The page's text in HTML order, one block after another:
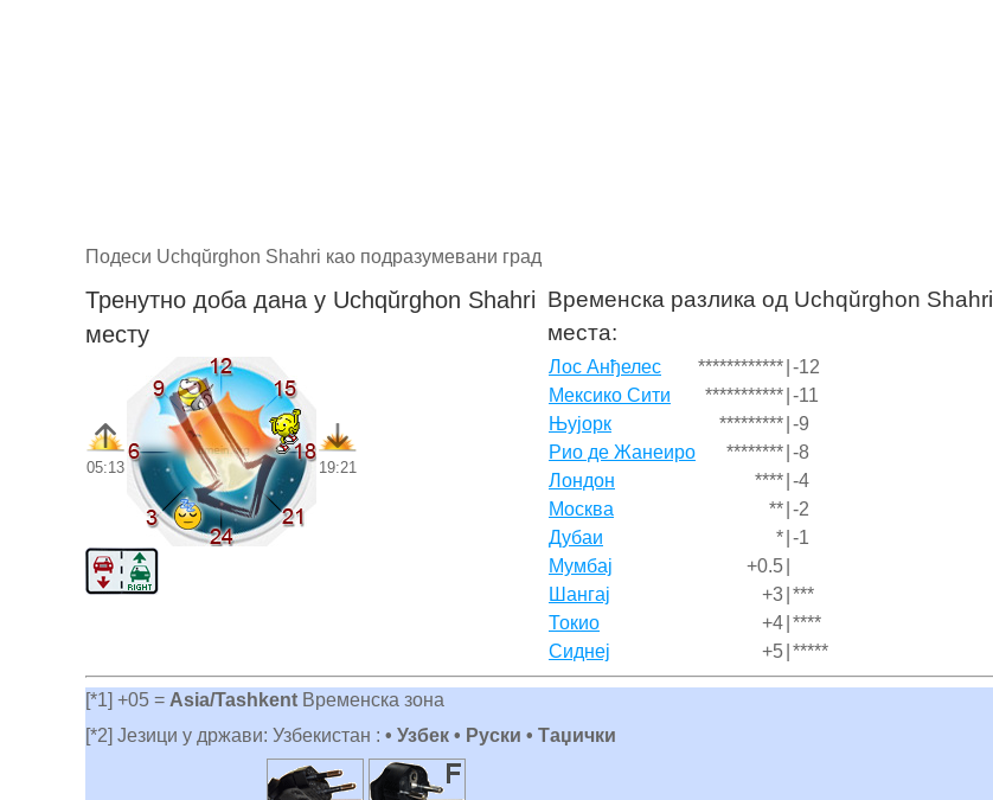
Подеси Uchqŭrghon Shahri као подразумевани град
Тренутно доба дана у Uchqŭrghon Shahri
месту
05:13 19:21
Временска разлика од Uchqŭrghon Shahri
места:
Лос Анђелес ************ -12
Мексико Сити
*********** -11
Њујорк
********* -9
Рио де Жанеиро
******** -8
Лондон
**** -4
Москва
** -2
Дубаи
* -1
Мумбај
+0.5
Шангај
+3 ***
Токио
+4 ****
Сиднеј
+5 *****
[*1] +05 = Asia/Tashkent Временска зона
[*2] Језици у држави: Узбекистан : • Узбек • Руски • Таџички